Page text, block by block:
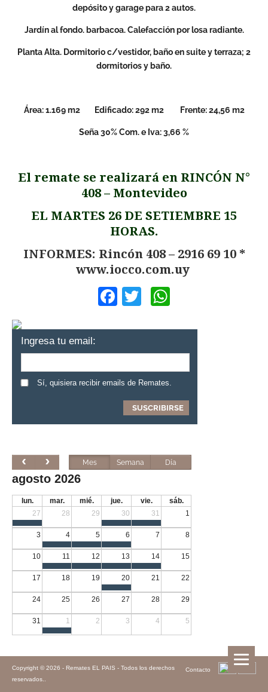
depósito y garage para 2 autos.
Jardín al fondo. barbacoa. Calefacción por losa radiante.
Planta Alta. Dormitorio c/vestidor, baño en suite y terraza; 2
dormitorios y baño.
Área: 1.169 m2 Edificado: 292 m2 Frente: 24,56 m2
Seña 30% Com. e Iva: 3,66 %
El remate se realizará en RINCÓN N°
408 – Montevideo
EL MARTES 26 DE SETIEMBRE 15
HORAS.
INFORMES: Rincón 408 – 2916 69 10 *
www.iocco.com.uy
Facebook
Twitter
Ingresa tu email:
Sí, quisiera recibir emails de Remates.
Mes Semana Día
agosto 2026
lun. mar. mié. jue. vie.
sáb.
27
28 29 30 31 1
3 4 5 6 7 8
10 11 12 13 14 15
17 18 19 20 21 22
24 25 26 27 28 29
31 1 2 3 4 5
Contacto
Copyright © 2026 - Remates EL PAIS - Todos los derechos
reservados..